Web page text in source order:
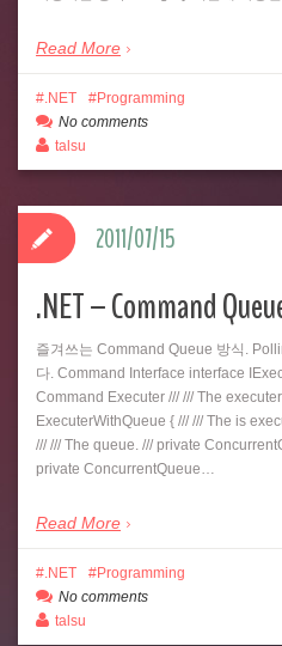
Read More
.NET
Programming
No comments
talsu
.NET – Command
즐겨쓰는 Command Queue 방식.
다. Command Interface interface
Command Executer /// /// The
ExecuterWithQueue { /// /// The is
/// /// The queue. /// private
private ConcurrentQueue…
Read More
2011/07/15
.NET
Programming
No comments
talsu